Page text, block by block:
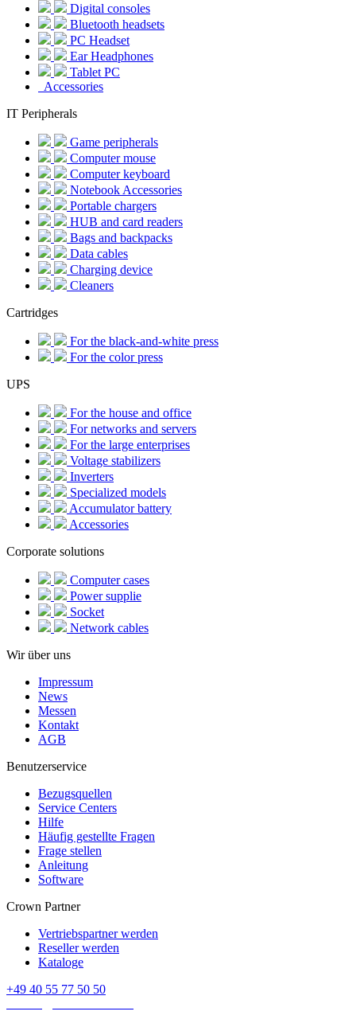
Digital consoles
Bluetooth headsets
PC Headset
Ear Headphones
Tablet PC
Accessories
IT Peripherals
Game peripherals
Computer mouse
Computer keyboard
Notebook Accessories
Portable chargers
HUB and card readers
Bags and backpacks
Data cables
Charging device
Cleaners
Cartridges
For the black-and-white press
For the color press
UPS
For the house and office
For networks and servers
For the large enterprises
Voltage stabilizers
Inverters
Specialized models
Accumulator battery
Accessories
Corporate solutions
Computer cases
Power supplie
Socket
Network cables
Wir über uns
Impressum
News
Messen
Kontakt
AGB
Benutzerservice
Bezugsquellen
Service Centers
Hilfe
Häufig gestellte Fragen
Frage stellen
Anleitung
Software
Crown Partner
Vertriebspartner werden
Reseller werden
Kataloge
+49 40 55 77 50 50